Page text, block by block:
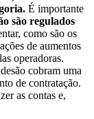
É importante
são regulados
como são os
de aumentos
operadoras.
cobram uma
de contratação.
as contas e,